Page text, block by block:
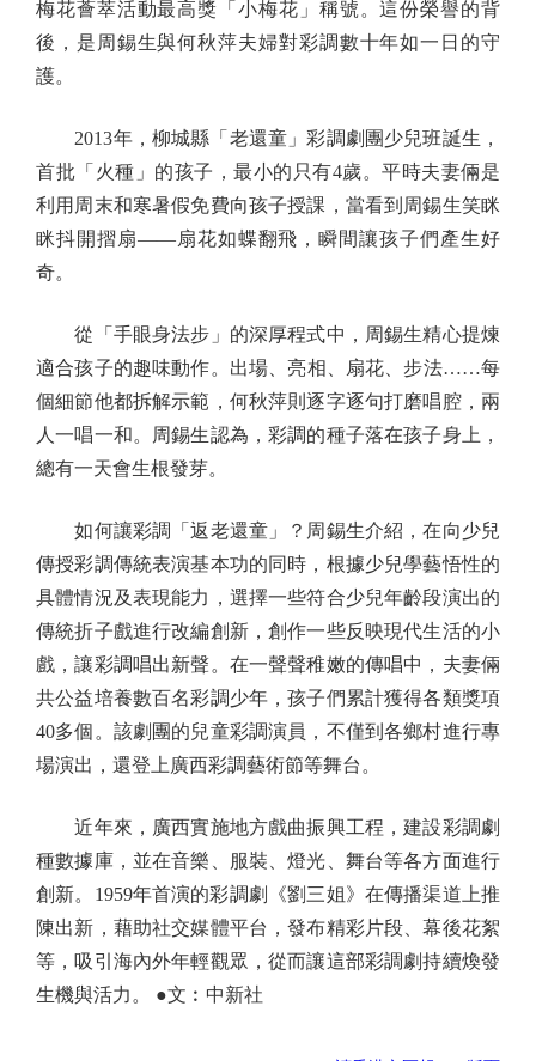
梅花薈萃活動最高獎「小梅花」稱號。這份榮譽的背
後，是周錫生與何秋萍夫婦對彩調數十年如一日的守
護。
2013年，柳城縣「老還童」彩調劇團少兒班誕生，
首批「火種」的孩子，最小的只有4歲。平時夫妻倆是
利用周末和寒暑假免費向孩子授課，當看到周錫生笑眯
眯抖開摺扇——扇花如蝶翻飛，瞬間讓孩子們產生好
奇。
從「手眼身法步」的深厚程式中，周錫生精心提煉
適合孩子的趣味動作。出場、亮相、扇花、步法……每
個細節他都拆解示範，何秋萍則逐字逐句打磨唱腔，兩
人一唱一和。周錫生認為，彩調的種子落在孩子身上，
總有一天會生根發芽。
如何讓彩調「返老還童」？周錫生介紹，在向少兒
傳授彩調傳統表演基本功的同時，根據少兒學藝悟性的
具體情況及表現能力，選擇一些符合少兒年齡段演出的
傳統折子戲進行改編創新，創作一些反映現代生活的小
戲，讓彩調唱出新聲。在一聲聲稚嫩的傳唱中，夫妻倆
共公益培養數百名彩調少年，孩子們累計獲得各類獎項
40多個。該劇團的兒童彩調演員，不僅到各鄉村進行專
場演出，還登上廣西彩調藝術節等舞台。
近年來，廣西實施地方戲曲振興工程，建設彩調劇
種數據庫，並在音樂、服裝、燈光、舞台等各方面進行
創新。1959年首演的彩調劇《劉三姐》在傳播渠道上推
陳出新，藉助社交媒體平台，發布精彩片段、幕後花絮
等，吸引海內外年輕觀眾，從而讓這部彩調劇持續煥發
生機與活力。 ●文︰中新社